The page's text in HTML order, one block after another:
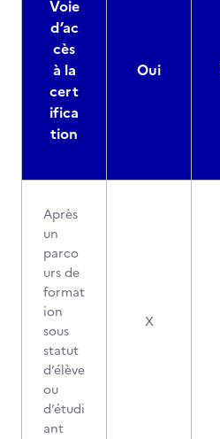
Voie
d’ac
cès
à la
cert
ifica
tion
Oui
Après
un
parco
urs de
format
ion
sous
statut
d’élève
ou
d’étudi
ant
X